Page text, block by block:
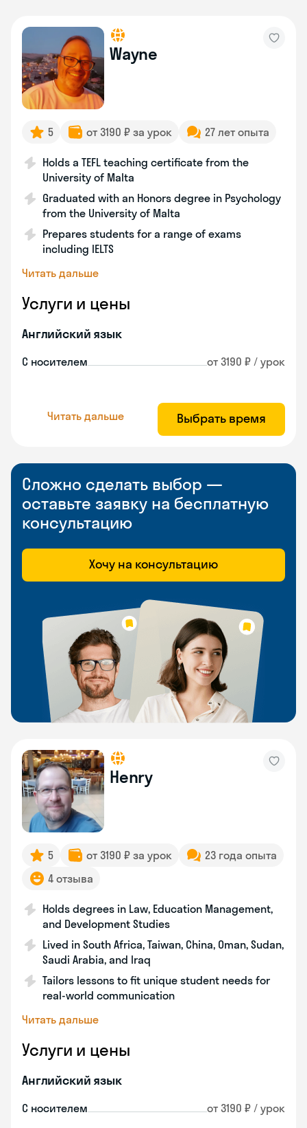
Wayne
5 от 3190 ₽ за урок 27 лет опыта
Holds a TEFL teaching certificate from the
University of Malta
Graduated with an Honors degree in Psychology
from the University of Malta
Prepares students for a range of exams
including IELTS
Читать дальше
Услуги и цены
Английский язык
С носителем от 3190 ₽ / урок
Читать дальше Выбрать время
Сложно сделать выбор —
оставьте заявку на бесплатную
консультацию
Хочу на консультацию
Henry
5 от 3190 ₽ за урок
23 года опыта
4 отзыва
Holds degrees in Law, Education Management,
and Development Studies
Lived in South Africa, Taiwan, China, Oman, Sudan,
Saudi Arabia, and Iraq
Tailors lessons to fit unique student needs for
real-world communication
Читать дальше
Услуги и цены
Английский язык
С носителем от 3190 ₽ / урок